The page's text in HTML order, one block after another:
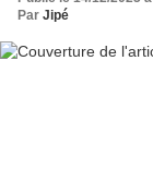
Par Jipé